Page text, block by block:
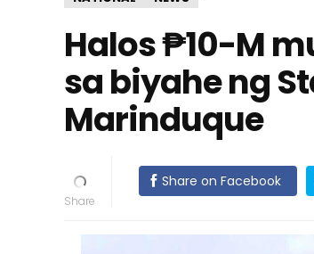
Halos ₱10-M
sa biyahe ng
Marinduque
Share on Facebook